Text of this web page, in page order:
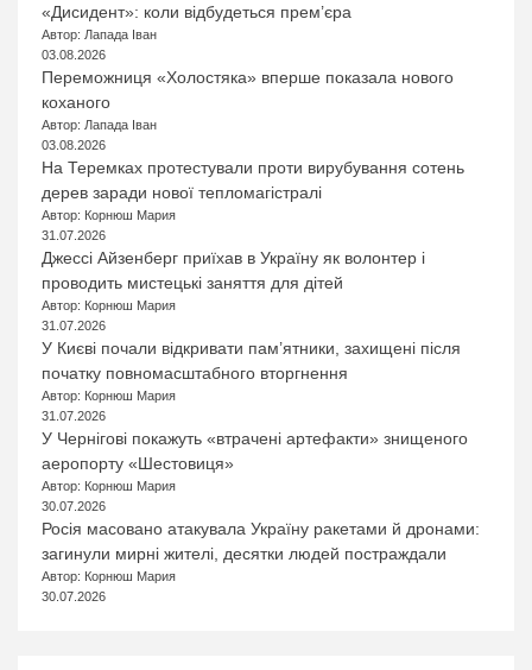
«Дисидент»: коли відбудеться прем’єра
Автор: Лапада Іван
03.08.2026
Переможниця «Холостяка» вперше показала нового
коханого
Автор: Лапада Іван
03.08.2026
На Теремках протестували проти вирубування сотень
дерев заради нової тепломагістралі
Автор: Корнюш Мария
31.07.2026
Джессі Айзенберг приїхав в Україну як волонтер і
проводить мистецькі заняття для дітей
Автор: Корнюш Мария
31.07.2026
У Києві почали відкривати пам’ятники, захищені після
початку повномасштабного вторгнення
Автор: Корнюш Мария
31.07.2026
У Чернігові покажуть «втрачені артефакти» знищеного
аеропорту «Шестовиця»
Автор: Корнюш Мария
30.07.2026
Росія масовано атакувала Україну ракетами й дронами:
загинули мирні жителі, десятки людей постраждали
Автор: Корнюш Мария
30.07.2026